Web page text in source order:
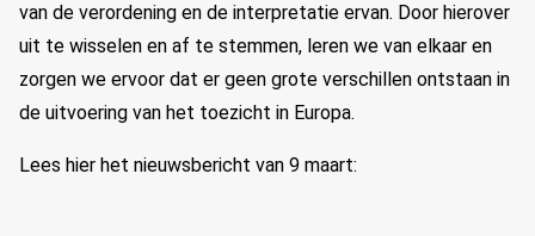
van de verordening en de interpretatie ervan. Door hierover
uit te wisselen en af te stemmen, leren we van elkaar en
zorgen we ervoor dat er geen grote verschillen ontstaan in
de uitvoering van het toezicht in Europa.
Lees hier het nieuwsbericht van 9 maart: